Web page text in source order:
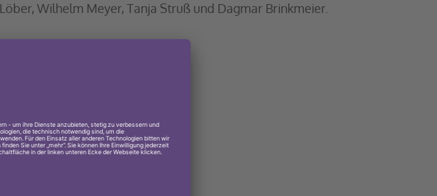
Wilhelm Meyer, Tanja Struß und Dagmar Brinkmeier.